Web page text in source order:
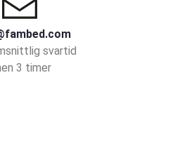
svartid
3 timer